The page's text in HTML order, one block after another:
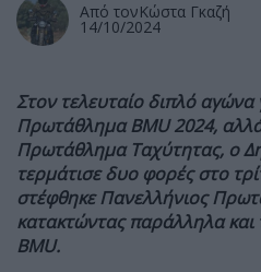
Από τονΚώστα Γκαζή
14/10/2024
Στον τελευταίο διπλό αγώνα
Πρωτάθλημα BMU 2024,
Πρωτάθλημα Ταχύτητας, ο
τερμάτισε δυο φορές στο
στέφθηκε Πανελλήνιος
κατακτώντας παράλληλα
BMU.